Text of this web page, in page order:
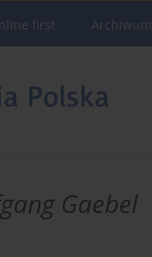
first Archiwum
Gaebel